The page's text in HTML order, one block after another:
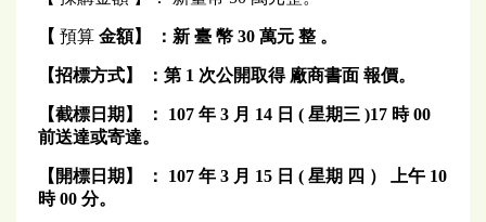
【 預算 金額】 ：新 臺 幣 30 萬元 整 。
【招標方式】 ：第 1 次公開取得 廠商書面 報價。
【截標日期】 ： 107 年 3 月 14 日 ( 星期三 )17 時 00
前送達或寄達。
【開標日期】 ： 107 年 3 月 15 日 ( 星期 四 ） 上午 10
時 00 分。